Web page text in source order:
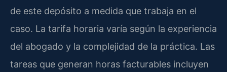
de este depósito a medida que trabaja en el
caso. La tarifa horaria varía según la experiencia
del abogado y la complejidad de la práctica. Las
tareas que generan horas facturables incluyen